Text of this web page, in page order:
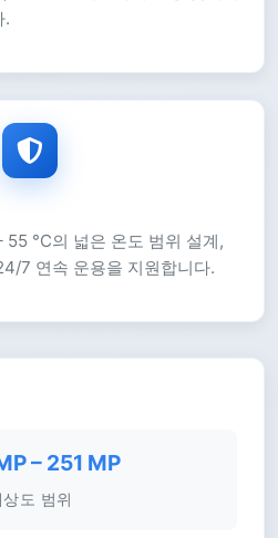
.
°C의 넓은 온도 범위 설계,
7 연속 운용을 지원합니다.
– 251 MP
상도 범위